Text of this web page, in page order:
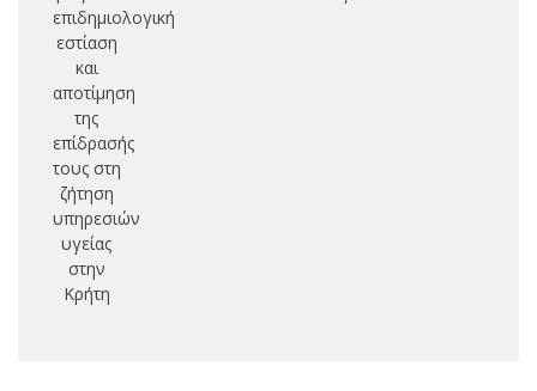
επιδημιολογική
εστίαση
και
αποτίμηση
της
επίδρασής
τους στη
ζήτηση
υπηρεσιών
υγείας
στην
Κρήτη